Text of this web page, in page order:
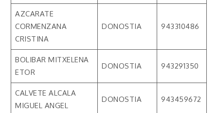
AZCARATE
CORMENZANA
CRISTINA
DONOSTIA 943310486
BOLIBAR MITXELENA
ETOR
DONOSTIA 943291350
CALVETE ALCALA
MIGUEL ANGEL
DONOSTIA 943459672